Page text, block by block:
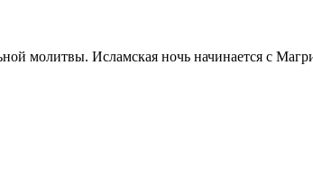
молитвы. Исламская ночь начинается с